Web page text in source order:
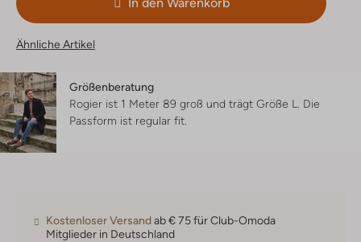
Ähnliche Artikel
Größenberatung
Rogier ist 1 Meter 89 groß und trägt Größe L. Die
Passform ist regular fit
Kostenloser Versandab € 75 für Club-Omoda
Mitglieder in Deutschland